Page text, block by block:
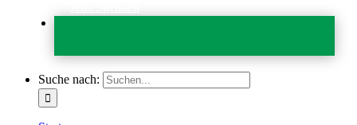
Suche nach: